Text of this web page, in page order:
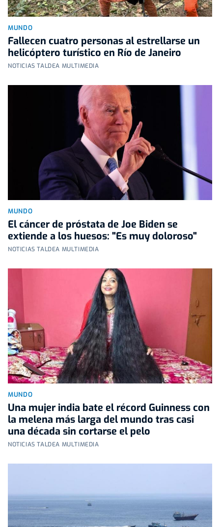
MUNDO
Fallecen cuatro personas al estrellarse un
helicóptero turístico en Río de Janeiro
NOTICIAS TALDEA MULTIMEDIA
MUNDO
El cáncer de próstata de Joe Biden se
extiende a los huesos: "Es muy doloroso"
NOTICIAS TALDEA MULTIMEDIA
MUNDO
Una mujer india bate el récord Guinness con
la melena más larga del mundo tras casi
una década sin cortarse el pelo
NOTICIAS TALDEA MULTIMEDIA